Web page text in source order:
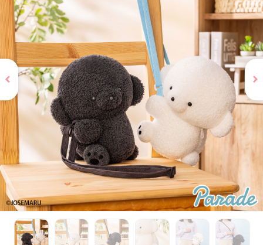
PRIZE 公式 X
PRIZE 公式 Instagram
CAPSULE TOY 公式 X
CAPSULE TOY 公式 Instagram
プライバシーポリシー